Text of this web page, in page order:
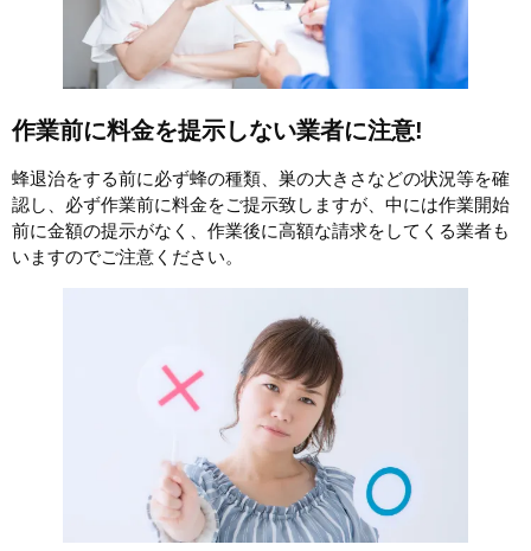
作業前に料金を提示しない業者に注意!
蜂退治をする前に必ず蜂の種類、巣の大きさなどの状況等を確
認し、必ず作業前に料金をご提示致しますが、中には作業開始
前に金額の提示がなく、作業後に高額な請求をしてくる業者も
いますのでご注意ください。